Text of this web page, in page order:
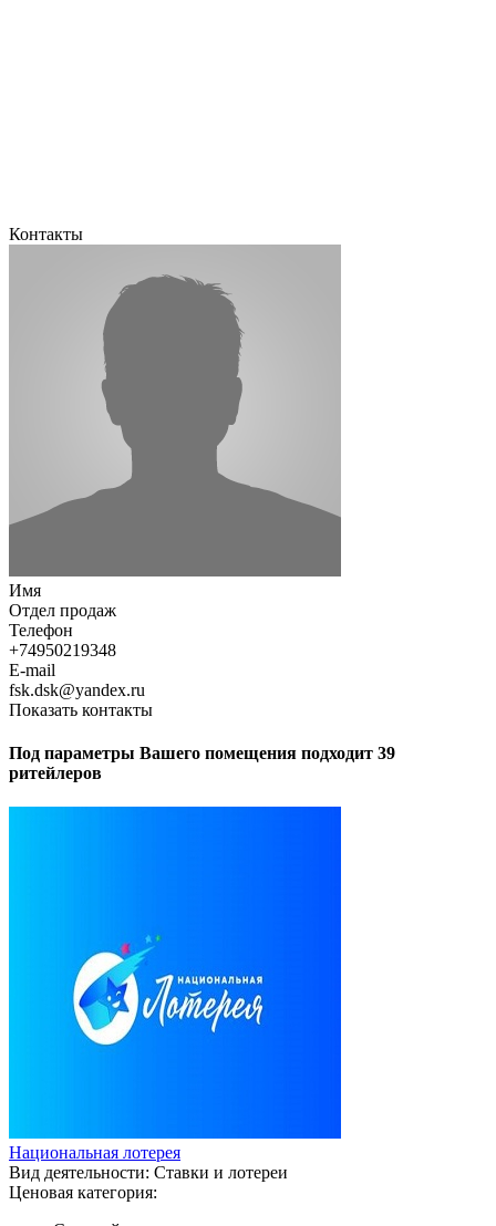
Контакты
Имя
Отдел продаж
Телефон
+74950219348
E-mail
fsk.dsk@yandex.ru
Показать контакты
Под параметры Вашего помещения подходит 39
ритейлеров
Национальная лотерея
Вид деятельности: Ставки и лотереи
Ценовая категория: